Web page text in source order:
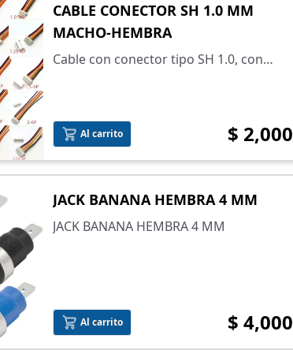
CABLE CONECTOR SH 1.0 MM
MACHO-HEMBRA
Cable con conector tipo SH 1.0, con
lista.Al carrito $ 2,000
JACK BANANA HEMBRA 4 MM
JACK BANANA HEMBRA 4 MM
Al carrito $ 4,000